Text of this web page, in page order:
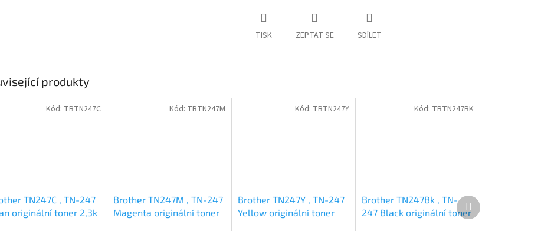
TISK ZEPTAT SE SDÍLET
produkty
TN247C , TN-247
originální toner 2,3k
Kód: TBTN247C
Brother TN247M , TN-247
Magenta originální toner
Kód: TBTN247M
Brother TN247Y , TN-247
Yellow originální toner
Kód: TBTN247Y
Brother TN247Bk , TN-
247 Black originální toner
Kód: TBTN247BK
Další
produkt